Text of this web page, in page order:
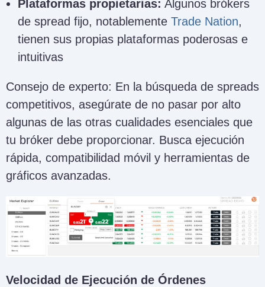
Plataformas propietarias: Algunos brókers
de spread fijo, notablemente Trade Nation,
tienen sus propias plataformas poderosas e
intuitivas
Consejo de experto: En la búsqueda de spreads
competitivos, asegúrate de no pasar por alto
algunas de las otras cualidades esenciales que
tu bróker debe proporcionar. Busca ejecución
rápida, compatibilidad móvil y herramientas de
gráficos avanzadas.
Velocidad de Ejecución de Órdenes